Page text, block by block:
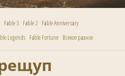
Fable 3 Fable 2 Fable Anniversary
Legends Fable Fortune Всякое разное